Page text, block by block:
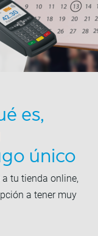
es,
único
tu tienda online,
a tener muy